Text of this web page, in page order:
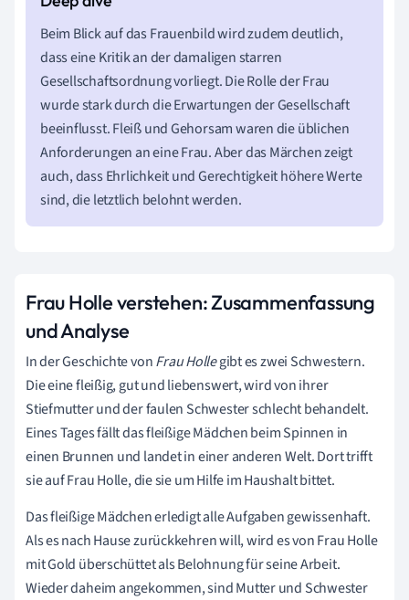
Beim Blick auf das Frauenbild wird zudem deutlich,
dass eine Kritik an der damaligen starren
Gesellschaftsordnung vorliegt. Die Rolle der Frau
wurde stark durch die Erwartungen der Gesellschaft
beeinflusst. Fleiß und Gehorsam waren die üblichen
Anforderungen an eine Frau. Aber das Märchen zeigt
auch, dass Ehrlichkeit und Gerechtigkeit höhere Werte
sind, die letztlich belohnt werden.
Frau Holle verstehen: Zusammenfassung
und Analyse
In der Geschichte vonFrau Hollegibt es zwei Schwestern.
Die eine fleißig, gut und liebenswert, wird von ihrer
Stiefmutter und der faulen Schwester schlecht behandelt.
Eines Tages fällt das fleißige Mädchen beim Spinnen in
einen Brunnen und landet in einer anderen Welt. Dort trifft
sie auf Frau Holle, die sie um Hilfe im Haushalt bittet.
Das fleißige Mädchen erledigt alle Aufgaben gewissenhaft.
Als es nach Hause zurückkehren will, wird es von Frau Holle
mit Gold überschüttet als Belohnung für seine Arbeit.
Wieder daheim angekommen, sind Mutter und Schwester